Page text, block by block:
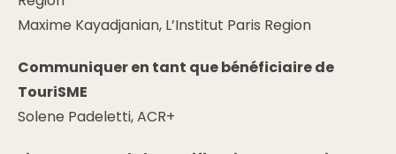
Maxime Kayadjanian, L’Institut Paris Region
Communiquer en tant que bénéficiaire de
TouriSME
Solene Padeletti, ACR+